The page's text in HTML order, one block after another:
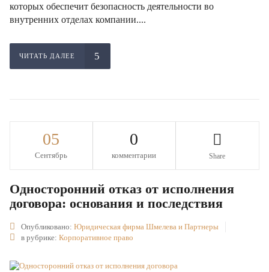
которых обеспечит безопасность деятельности во
внутренних отделах компании....
ЧИТАТЬ ДАЛЕЕ
05
Сентябрь
0
комментарии Share
Односторонний отказ от исполнения
договора: основания и последствия
Опубликовано: Юридическая фирма Шмелева и Партнеры
в рубрике: Корпоративное право